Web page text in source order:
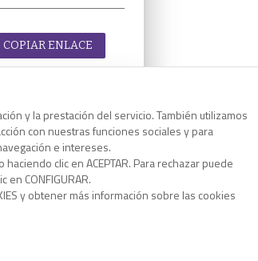
y la prestación del servicio. También utilizamos
con nuestras funciones sociales y para
e intereses.
clic en ACEPTAR. Para rechazar puede
CONFIGURAR.
y obtener más información sobre las cookies
COPIAR ENLACE